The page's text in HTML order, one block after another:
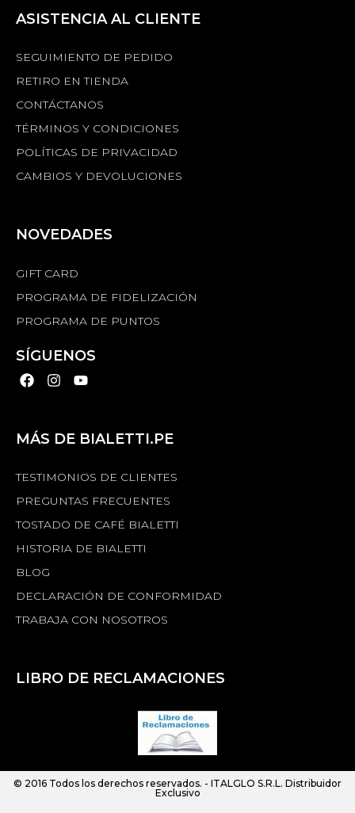
ASISTENCIA AL CLIENTE
SEGUIMIENTO DE PEDIDO
RETIRO EN TIENDA
CONTÁCTANOS
TÉRMINOS Y CONDICIONES
POLÍTICAS DE PRIVACIDAD
CAMBIOS Y DEVOLUCIONES
NOVEDADES
GIFT CARD
PROGRAMA DE FIDELIZACIÓN
PROGRAMA DE PUNTOS
SÍGUENOS
MÁS DE BIALETTI.PE
TESTIMONIOS DE CLIENTES
PREGUNTAS FRECUENTES
TOSTADO DE CAFÉ BIALETTI
HISTORIA DE BIALETTI
BLOG
DECLARACIÓN DE CONFORMIDAD
TRABAJA CON NOSOTROS
LIBRO DE RECLAMACIONES
© 2016 Todos los derechos reservados. - ITALGLO S.R.L. Distribuidor
Exclusivo